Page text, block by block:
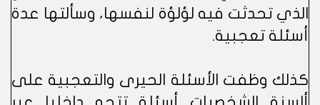
الذي تحدثت فيه لؤلؤة لنفسها، وسألتها عدة
أسئلة تعجبية.
كذلك وظفت الأسئلة الحيرى والتعجبية على